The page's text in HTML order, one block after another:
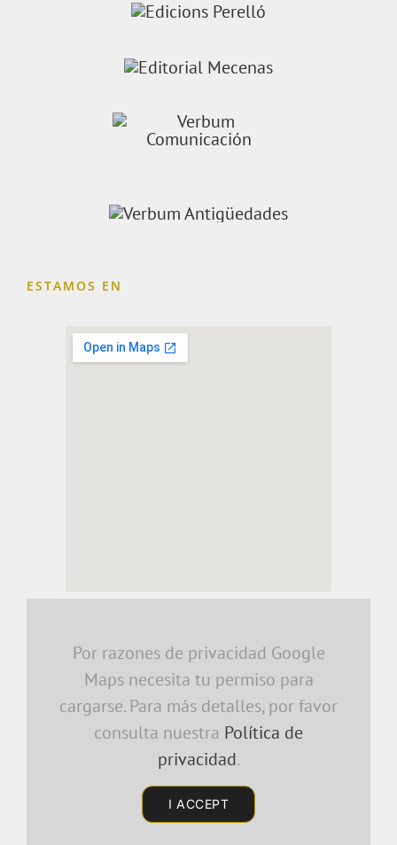
ESTAMOS EN
embedding a google map
Por razones de privacidad Google
Maps necesita tu permiso para
cargarse. Para más detalles, por favor
consulta nuestra Política de
privacidad.
I ACCEPT